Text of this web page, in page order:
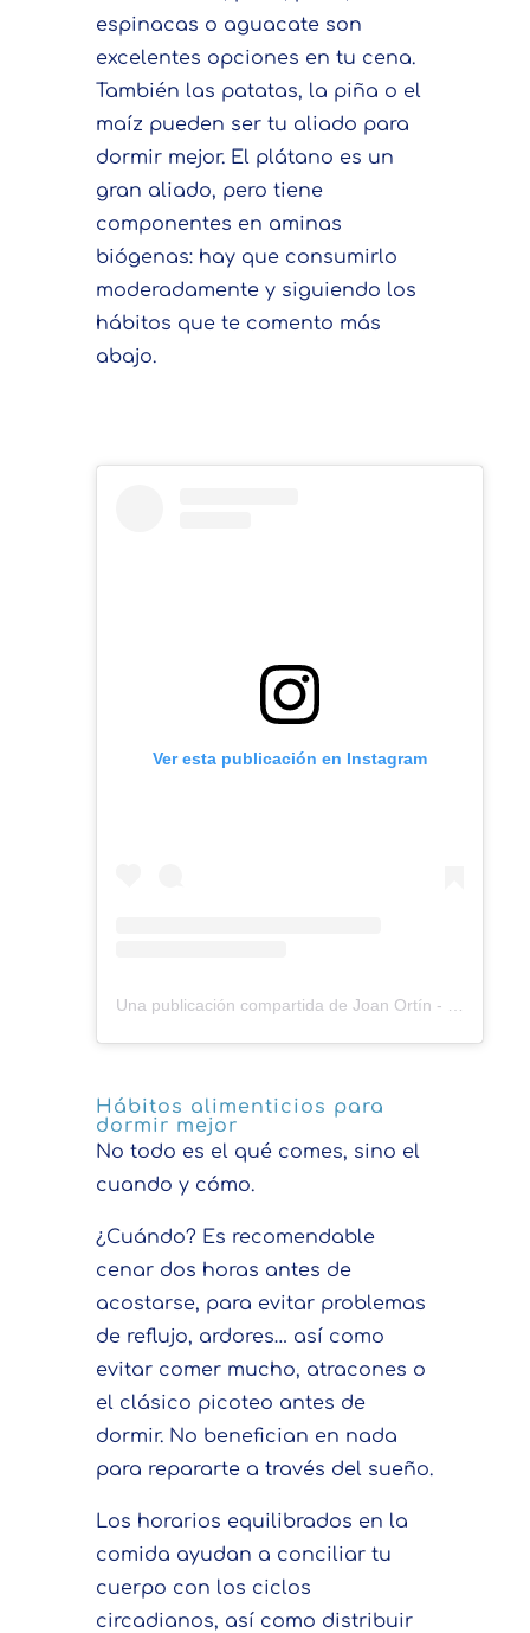
espinacas o aguacate son
excelentes opciones en tu cena.
También las patatas, la piña o el
maíz pueden ser tu aliado para
dormir mejor. El plátano es un
gran aliado, pero tiene
componentes en aminas
biógenas: hay que consumirlo
moderadamente y siguiendo los
hábitos que te comento más
abajo.
Ver esta publicación en Instagram
Hábitos alimenticios para
dormir mejor
No todo es el qué comes, sino el
cuando y cómo.
¿Cuándo? Es recomendable
cenar dos horas antes de
acostarse, para evitar problemas
de reflujo, ardores… así como
evitar comer mucho, atracones o
el clásico picoteo antes de
dormir. No benefician en nada
para repararte a través del sueño.
Los horarios equilibrados en la
comida ayudan a conciliar tu
cuerpo con los ciclos
circadianos, así como distribuir